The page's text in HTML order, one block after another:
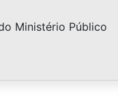
Ministério Público